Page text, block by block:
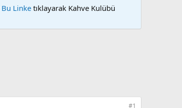
Bu Linke tıklayarak Kahve Kulübü
#1